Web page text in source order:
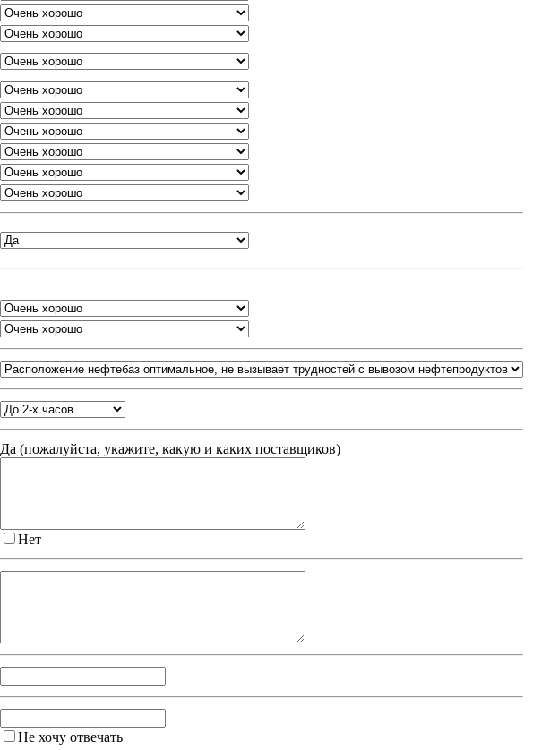
Да (пожалуйста, укажите, какую и каких поставщиков)
Нет
Не хочу отвечать